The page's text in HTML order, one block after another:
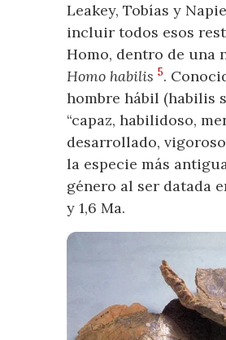
Leakey, Tobías y
incluir todos esos
Homo, dentro de una
Homo habilis 5.
hombre hábil (habilis
“capaz, habilidoso,
desarrollado,
la especie más
género al ser datada
y 1,6 Ma.